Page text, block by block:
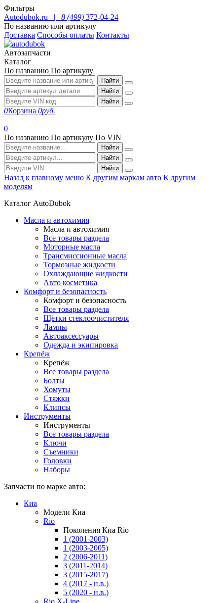
Фильтры
Autodubok.ru |
8 (499) 372-04-24
По названию или артикулу
Доставка Способы оплаты Контакты
Автозапчасти
Каталог
По названию По артикулу
Найти
Найти
Найти
0Корзина 0руб.
0
По названию По артикулу По VIN
Найти
Найти
Найти
Назад к главному меню К другим маркам авто К другим
моделям
Каталог AutoDubok
Масла и автохимия
Масла и автохимия
Все товары раздела
Моторные масла
Трансмиссионные масла
Тормозные жидкости
Охлаждающие жидкости
Авто косметика
Комфорт и безопасность
Комфорт и безопасность
Все товары раздела
Щётки стеклоочистителя
Лампы
Автоаксессуары
Одежда и экипировка
Крепёж
Крепёж
Все товары раздела
Болты
Хомуты
Стяжки
Клипсы
Инструменты
Инструменты
Все товары раздела
Ключи
Съемники
Головки
Наборы
Запчасти по марке авто:
Киа
Модели Киа
Rio
Поколения Киа Rio
1 (2001-2003)
1 (2003-2005)
2 (2006-2011)
3 (2011-2014)
3 (2015-2017)
4 (2017 - н.в.)
5 (2020 - н.в.)
Rio X-Line